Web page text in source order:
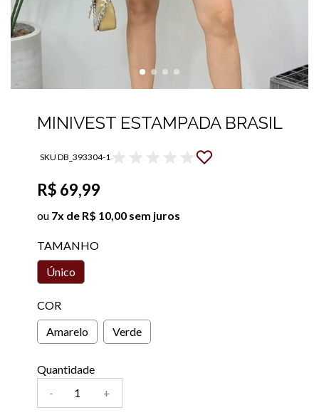
MINIVEST ESTAMPADA BRASIL
SKU DB_393304-1
R$ 69,99
ou 7x de R$ 10,00 sem juros
TAMANHO
Único
COR
Amarelo
Verde
Quantidade
-
+